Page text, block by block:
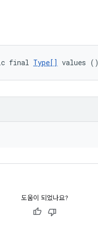
final Type[] values ()
도움이 되었나요?